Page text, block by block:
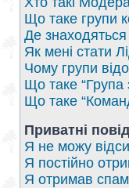
Що таке групи
Де знаходяться
Як мені стати
Чому групи
Що таке “Група
Що таке
Приватні
Я не можу
Я постійно
Я отримав